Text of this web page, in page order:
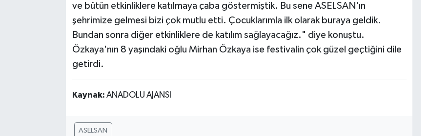
ve bütün etkinliklere katılmaya çaba göstermiştik. Bu sene ASELSAN'ın
şehrimize gelmesi bizi çok mutlu etti. Çocuklarımla ilk olarak buraya geldik.
Bundan sonra diğer etkinliklere de katılım sağlayacağız." diye konuştu.
Özkaya'nın 8 yaşındaki oğlu Mirhan Özkaya ise festivalin çok güzel geçtiğini dile
getirdi.
Kaynak: ANADOLU AJANSI
ASELSAN